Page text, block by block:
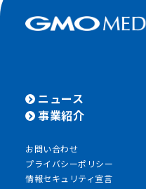
ニュース
事業紹介
お問い合わせ
プライバシーポリシー
情報セキュリティ宣言